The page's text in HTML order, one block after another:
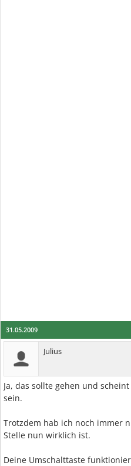
31.05.2009
Julius
Ja, das sollte gehen und
sein.
Trotzdem hab ich noch immer
Stelle nun wirklich ist.
Deine Umschalttaste